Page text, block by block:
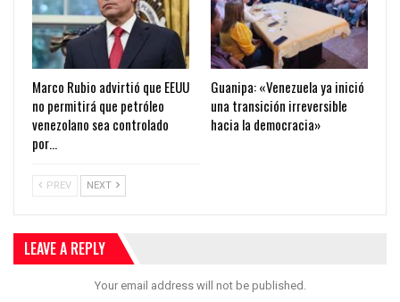
Marco Rubio advirtió que EEUU
no permitirá que petróleo
venezolano sea controlado
por…
Guanipa: «Venezuela ya inició
una transición irreversible
hacia la democracia»
PREV NEXT
LEAVE A REPLY
Your email address will not be published.